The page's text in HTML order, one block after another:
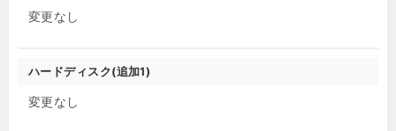
変更なし
ハードディスク(追加1)
変更なし